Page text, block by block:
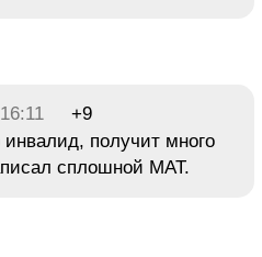
+9
получит много
сплошной МАТ.